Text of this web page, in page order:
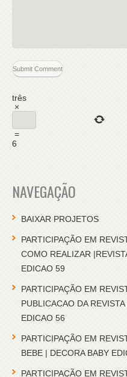
três
×
=
6
NAVEGAÇÃO
BAIXAR PROJETOS
PARTICIPAÇÃO EM
COMO REALIZAR
EDICAO 59
PARTICIPAÇÃO EM
PUBLICACAO DA
EDICAO 56
PARTICIPAÇÃO EM
BEBE | DECORA BABY
PARTICIPAÇÃO EM